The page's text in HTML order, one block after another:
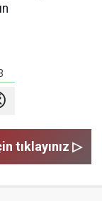
tıklayınız ▷